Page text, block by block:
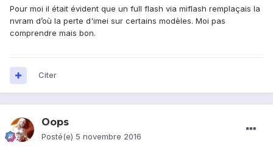
Pour moi il était évident que un full flash via miflash remplaçais la
nvram d’où la perte d'imei sur certains modèles. Moi pas
comprendre mais bon.
Citer
Oops
Posté(e) 5 novembre 2016